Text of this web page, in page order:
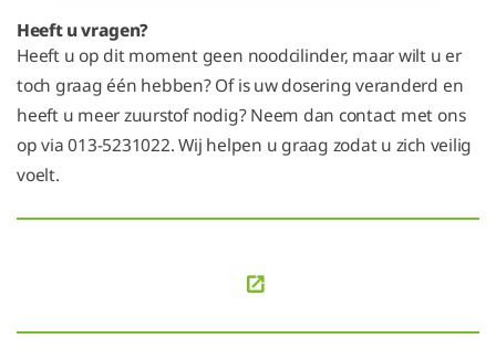
Heeft u vragen?
Heeft u op dit moment geen noodcilinder, maar wilt u er
toch graag één hebben? Of is uw dosering veranderd en
heeft u meer zuurstof nodig? Neem dan contact met ons
op via 013-5231022. Wij helpen u graag zodat u zich veilig
voelt.